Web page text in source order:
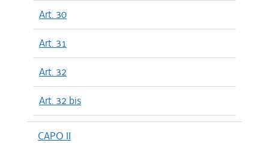
Art. 30
Art. 31
Art. 32
Art. 32 bis
CAPO II